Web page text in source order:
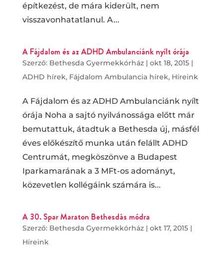
építkezést, de mára kiderült, nem
visszavonhatatlanul. A...
A Fájdalom és az ADHD Ambulanciánk nyílt órája
Szerző: Bethesda Gyermekkórház| okt 18, 2015|
ADHD hírek, Fájdalom Ambulancia hírek, Híreink
A Fájdalom és az ADHD Ambulanciánk nyílt
órája Noha a sajtó nyilvánossága előtt már
bemutattuk, átadtuk a Bethesda új, másfél
éves előkészítő munka után felállt ADHD
Centrumát, megköszönve a Budapest
Iparkamarának a 3 MFt-os adományt,
közevetlen kollégáink számára is...
A 30. Spar Maraton Bethesdás módra
Szerző: Bethesda Gyermekkórház| okt 17, 2015|
Híreink